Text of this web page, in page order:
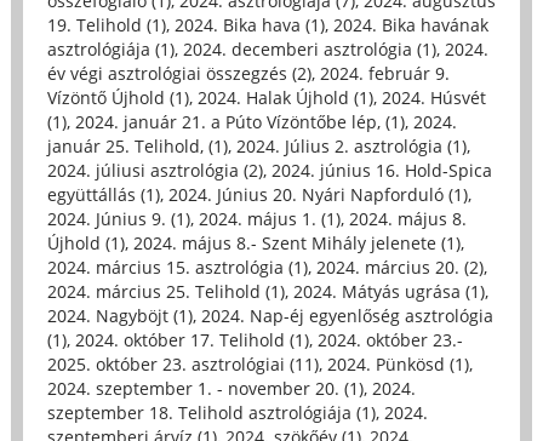
19. Telihold (1), 2024. Bika hava (1), 2024. Bika havának
asztrológiája (1), 2024. decemberi asztrológia (1), 2024.
év végi asztrológiai összegzés (2), 2024. február 9.
Vízöntő Újhold (1), 2024. Halak Újhold (1), 2024. Húsvét
(1), 2024. január 21. a Púto Vízöntőbe lép, (1), 2024.
január 25. Telihold, (1), 2024. Július 2. asztrológia (1),
2024. júliusi asztrológia (2), 2024. június 16. Hold-Spica
együttállás (1), 2024. Június 20. Nyári Napforduló (1),
2024. Június 9. (1), 2024. május 1. (1), 2024. május 8.
Újhold (1), 2024. május 8.- Szent Mihály jelenete (1),
2024. március 15. asztrológia (1), 2024. március 20. (2),
2024. március 25. Telihold (1), 2024. Mátyás ugrása (1),
2024. Nagyböjt (1), 2024. Nap-éj egyenlőség asztrológia
(1), 2024. október 17. Telihold (1), 2024. október 23.-
2025. október 23. asztrológiai (11), 2024. Pünkösd (1),
2024. szeptember 1. - november 20. (1), 2024.
szeptember 18. Telihold asztrológiája (1), 2024.